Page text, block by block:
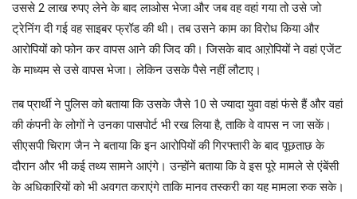
उससे 2 लाख रुपए लेने के बाद लाओस भेजा और जब वह वहां गया तो उसे जो
ट्रेनिंग दी गई वह साइबर फ्रॉड की थी। तब उसने काम का विरोध किया और
आरोपियों को फोन कर वापस आने की जिद की। जिसके बाद आऱोपियों ने वहां एजेंट
के माध्यम से उसे वापस भेजा। लेकिन उसके पैसे नहीं लौटाए।
तब प्रार्थी ने पुलिस को बताया कि उसके जैसे 10 से ज्यादा युवा वहां फंसे हैं और वहां
की कंपनी के लोगों ने उनका पासपोर्ट भी रख लिया है, ताकि वे वापस न जा सकें।
सीएसपी चिराग जैन ने बताया कि इन आरोपियों की गिरफ्तारी के बाद पूछताछ के
दौरान और भी कई तथ्य सामने आएंगे। उन्होंने बताया कि वे इस पूरे मामले से एंबेंसी
के अधिकारियों को भी अवगत कराएंगे ताकि मानव तस्करी का यह मामला रुक सके।